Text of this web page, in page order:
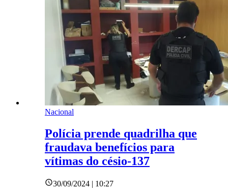
Nacional
Polícia prende quadrilha que
fraudava benefícios para
vítimas do césio-137
30/09/2024 | 10:27